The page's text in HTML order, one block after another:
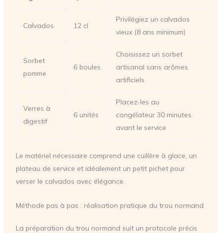
Calvados 12 cl
Privilégiez un calvados
vieux (8 ans minimum)
Sorbet
pomme
6 boules
Choisissez un sorbet
artisanal sans arômes
artificiels
Verres à
digestif
6 unités
Placez-les au
congélateur 30 minutes
avant le service
Le matériel nécessaire comprend une cuillère à glace, un
plateau de service et idéalement un petit pichet pour
verser le calvados avec élégance.
Méthode pas à pas : réalisation pratique du trou normand
La préparation du trou normand suit un protocole précis